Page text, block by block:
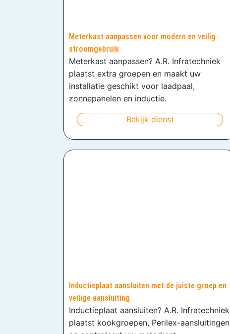
Meterkast aanpassen voor modern en veilig
stroomgebruik
Meterkast aanpassen? A.R. Infratechniek
plaatst extra groepen en maakt uw
installatie geschikt voor laadpaal,
zonnepanelen en inductie.
Bekijk dienst
Inductieplaat aansluiten met de juiste groep en
veilige aansluiting
Inductieplaat aansluiten? A.R. Infratechniek
plaatst kookgroepen, Perilex-aansluitingen